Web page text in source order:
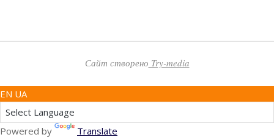
Сайт створено Try-media
EN UA
Powered by
Translate